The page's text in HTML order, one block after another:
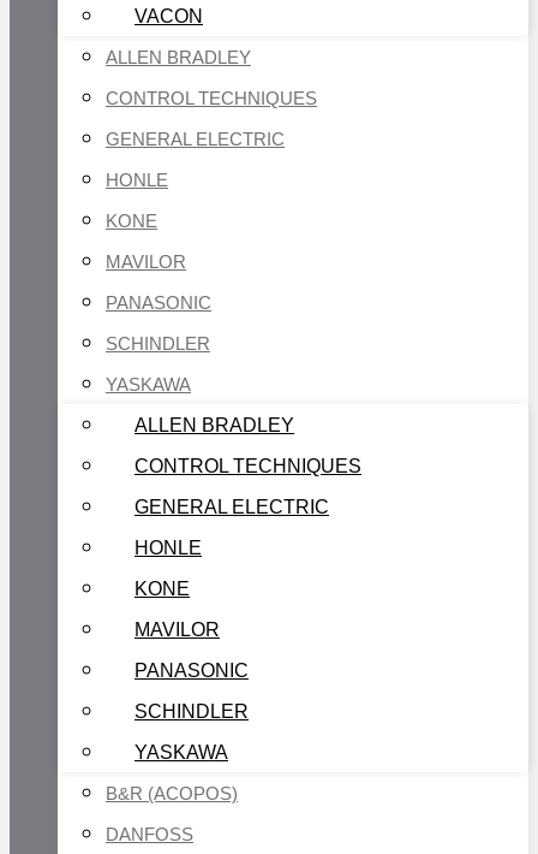
VACON
ALLEN BRADLEY
CONTROL TECHNIQUES
GENERAL ELECTRIC
HONLE
KONE
MAVILOR
PANASONIC
SCHINDLER
YASKAWA
ALLEN BRADLEY
CONTROL TECHNIQUES
GENERAL ELECTRIC
HONLE
KONE
MAVILOR
PANASONIC
SCHINDLER
YASKAWA
B&R (ACOPOS)
DANFOSS